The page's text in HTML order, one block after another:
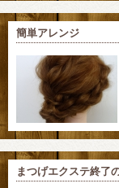
簡単アレンジ
まつげエクステ終了